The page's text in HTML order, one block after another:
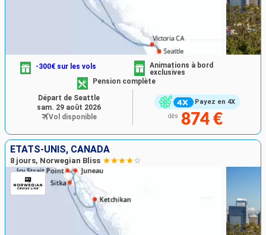
Payez en 4X
-300€ sur les vols
Animations à bord
exclusives
Pension complète
dès 874 €
Départ de Seattle
sam. 29 août 2026
Vol disponible
ÉTATS-UNIS, CANADA
8 jours, Norwegian Bliss